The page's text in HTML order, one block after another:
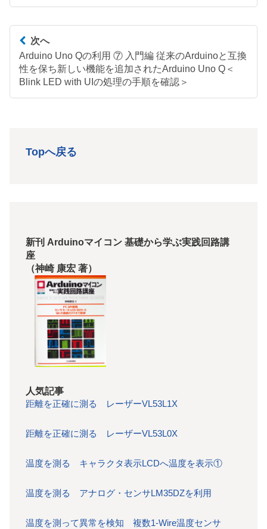
次へ
Arduino Uno Qの利用 ⑦ 入門編 従来のArduinoと互換
性を保ち新しい機能を追加されたArduino Uno Q＜
Blink LED with UIの処理の手順を確認＞
Topへ戻る
新刊 Arduinoマイコン 基礎から学ぶ実践回路講
座
（神崎 康宏 著）
人気記事
距離を正確に測る レーザーVL53L1X
距離を正確に測る レーザーVL53L0X
温度を測る キャラクタ表示LCDへ温度を表示①
温度を測る アナログ・センサLM35DZを利用
温度を測って異常を検知 複数1-Wire温度センサ